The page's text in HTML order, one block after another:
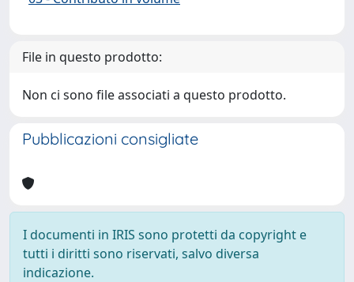
File in questo prodotto:
Non ci sono file associati a questo prodotto.
Pubblicazioni consigliate
I documenti in IRIS sono protetti da copyright e
tutti i diritti sono riservati, salvo diversa
indicazione.